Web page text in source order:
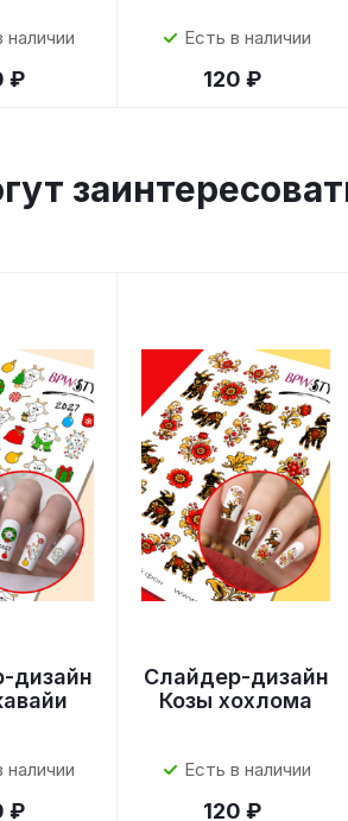
наличии
₽
Есть в наличии
120 ₽
дизайн
наличии
₽
Слайдер-дизайн
Козы хохлома
Есть в наличии
120 ₽